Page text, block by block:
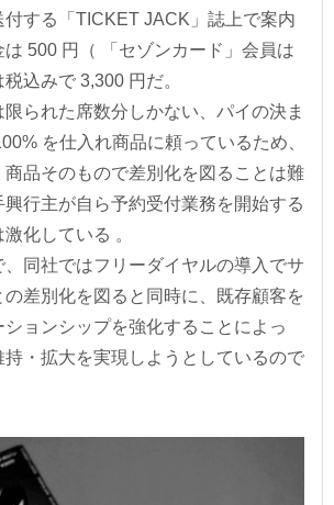
する「TICKET JACK」誌上で案内
は 500 円（ 「セゾンカード」会員は
込みで 3,300 円だ。
られた席数分しかない、パイの決ま
を仕入れ商品に頼っているため、
品そのもので差別化を図ることは難
興行主が自ら予約受付業務を開始する
化している 。
同社ではフリーダイヤルの導入でサ
差別化を図ると同時に、既存顧客を
ョンシップを強化することによっ
持・拡大を実現しようとしているので